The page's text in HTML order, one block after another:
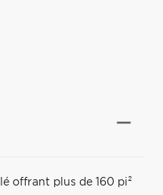
offrant plus de 160 pi²